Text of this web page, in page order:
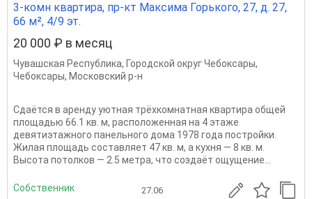
3-комн квартира, пр-кт Максима Горького, 27, д. 27,
66 м², 4/9 эт.
20 000 ₽ в месяц
Чувашская Республика, Городской округ Чебоксары,
Чебоксары, Московский р-н
Сдаётся в аренду уютная трёхкомнатная квартира общей
площадью 66.1 кв. м, расположенная на 4 этаже
девятиэтажного панельного дома 1978 года постройки.
Жилая площадь составляет 47 кв. м, а кухня — 8 кв. м.
Высота потолков — 2.5 метра, что создаёт ощущение...
Собственник 27.06